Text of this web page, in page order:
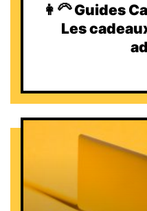
👩‍🦳 Guides
Les